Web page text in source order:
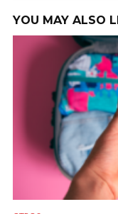
YOU MAY ALSO